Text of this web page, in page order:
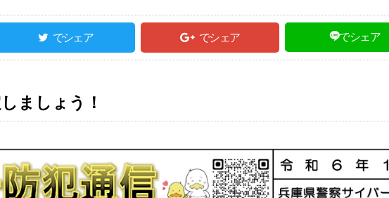
でシェア でシェア でシェア
ましょう！